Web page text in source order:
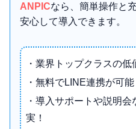
ANPICなら、簡単操作と
安心して導入できます。
・業界トップクラスの低
・無料でLINE連携が可能
・導入サポートや説明
実！